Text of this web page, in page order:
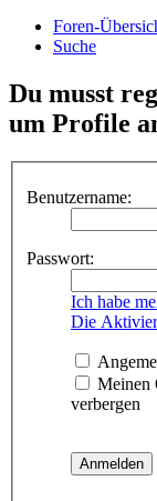
Foren-
Suche
Du musst
um Profile
Benutzername:
Passwort:
Ich habe
Die
Meinen
verbergen